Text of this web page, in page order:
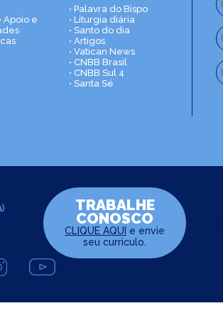
Apoio e
• Palavra do Bispo
• Liturgia diária
• Santo do dia
• Artigos
• Vatican News
• CNBB Brasil
• CNBB Sul 4
• Santa Sé
TRABALHE
CONOSCO
CLIQUE AQUI e envie
seu curriculo.